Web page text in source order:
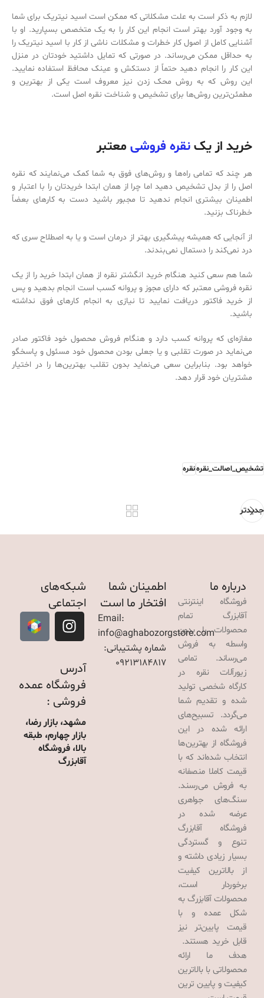
لازم به ذکر است به علت مشکلاتی که ممکن است اسید نیتریک برای شما
به وجود آورد بهتر است انجام این کار را به یک متخصص بسپارید. او با
آشنایی کامل از اصول کار خطرات و مشکلات ناشی از کار با اسید نیتریک را
به حداقل ممکن می‌‌رساند. در صورتی که تمایل داشتید خودتان در منزل
این کار را انجام دهید حتماً از دستکش و عینک محافظ استفاده نمایید.
این روش که به روش محک زدن نیز معروف است یکی از بهترین و
مطمئن‌‌ترین روش‌‌ها برای تشخیص و شناخت نقره اصل است.
خرید از یک نقره فروشی معتبر
هر چند که تمامی راه‌‌ها و روش‌‌های فوق به شما کمک می‌‌نمایند که نقره
اصل را از بدل تشخیص دهید اما چرا از همان ابتدا خریدتان را با اعتبار و
اطمینان بیشتری انجام ندهید تا مجبور باشید دست به کارهای بعضاً
خطرناک بزنید.
از آنجایی که همیشه پیشگیری بهتر از درمان است و یا به اصطلاح سری که
درد نمی‌کند را دستمال نمی‌‌بندند.
شما هم سعی کنید هنگام خرید انگشتر نقره از همان ابتدا خرید را از یک
نقره فروشی معتبر که دارای مجوز و پروانه کسب است انجام بدهید و پس
از خرید فاکتور دریافت نمایید تا نیازی به انجام کارهای فوق نداشته
باشید.
مغازه‌‌ای که پروانه کسب دارد و هنگام فروش محصول خود فاکتور صادر
می‌‌نماید در صورت تقلبی و یا جعلی بودن محصول خود مسئول و پاسخگو
خواهد بود. بنابراین سعی می‌نماید بدون تقلب بهترین‌‌ها را در اختیار
مشتریان خود قرار دهد.
تشخیص_اصالت_نقرهنقره
جدیدتر
درباره ما
فروشگاه اینترنتی
آقابزرگ تمام
محصولات را بدون
واسطه به فروش
می‌رساند. تمامی
زیورآلات نقره در
کارگاه شخصی تولید
شده و تقدیم شما
می‌گردد. تسبیح‌های
ارائه شده در این
فروشگاه از بهترین‌ها
انتخاب شده‌اند که با
قیمت کاملا منصفانه
به فروش می‌رسند.
سنگ‌های جواهری
عرضه شده در
فروشگاه آقابزرگ
تنوع و گستردگی
بسیار زیادی داشته و
از بالاترین کیفیت
برخوردار است،
محصولات آقابزرگ به
شکل عمده و با
قیمت پایین‌تر نیز
قابل خرید هستند.
هدف ما ارائه
محصولاتی با بالاترین
کیفیت و پایین ترین
اطمینان شما
افتخار ما است
Email:
info@aghabozorgstore.com
شماره پشتیبانی:
09213184817
شبکه‌های
اجتماعی
آدرس
فروشگاه عمده
فروشی :
مشهد، بازار رضا،
بازار چهارم، طبقه
بالا، فروشگاه
آقابزرگ